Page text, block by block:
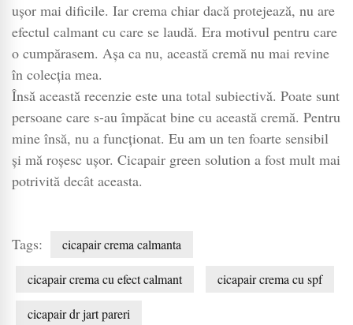
ușor mai dificile. Iar crema chiar dacă protejează, nu are
efectul calmant cu care se laudă. Era motivul pentru care
o cumpărasem. Așa ca nu, această cremă nu mai revine
în colecția mea.
Însă această recenzie este una total subiectivă. Poate sunt
persoane care s-au împăcat bine cu această cremă. Pentru
mine însă, nu a funcționat. Eu am un ten foarte sensibil
și mă roșesc ușor. Cicapair green solution a fost mult mai
potrivită decât aceasta.
Tags: cicapair crema calmanta
cicapair crema cu efect calmant cicapair crema cu spf
cicapair dr jart pareri